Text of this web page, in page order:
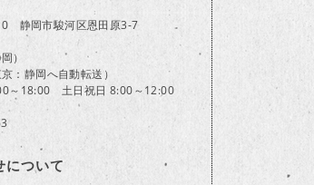
静岡市駿河区恩田原3-7
）
：静岡へ自動転送）
～18:00 土日祝日 8:00～12:00
について